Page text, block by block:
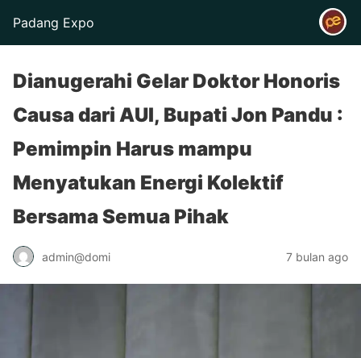
Padang Expo
Dianugerahi Gelar Doktor Honoris
Causa dari AUI, Bupati Jon Pandu :
Pemimpin Harus mampu
Menyatukan Energi Kolektif
Bersama Semua Pihak
admin@domi 7 bulan ago